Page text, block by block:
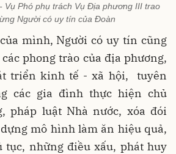
Vụ Phó phụ trách Vụ Địa phương III trao
Người có uy tín của Đoàn
mình, Người có uy tín cũng
phong trào của địa phương,
triển kinh tế - xã hội, tuyên
các gia đình thực hiện chủ
pháp luật Nhà nước, xóa đói
mô hình làm ăn hiệu quả,
những điều xấu, phát huy